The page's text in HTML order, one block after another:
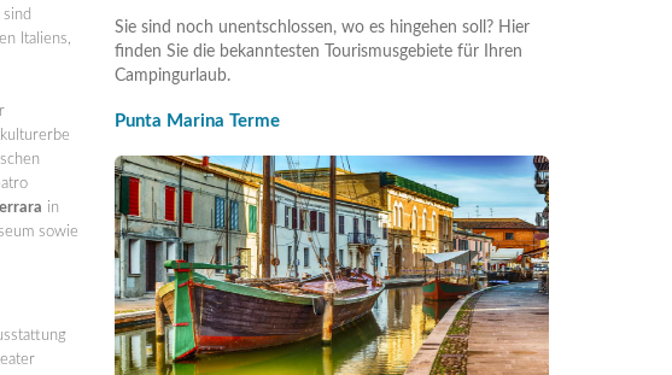
Italiens,
in
sowie
Sie sind noch unentschlossen, wo es hingehen soll? Hier
finden Sie die bekanntesten Tourismusgebiete für Ihren
Campingurlaub.
Punta Marina Terme